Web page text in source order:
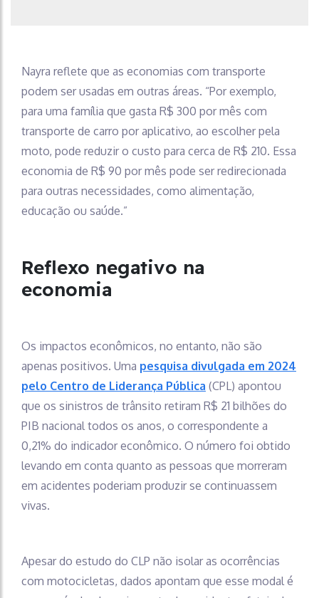
Nayra reflete que as economias com transporte
podem ser usadas em outras áreas. “Por exemplo,
para uma família que gasta R$ 300 por mês com
transporte de carro por aplicativo, ao escolher pela
moto, pode reduzir o custo para cerca de R$ 210. Essa
economia de R$ 90 por mês pode ser redirecionada
para outras necessidades, como alimentação,
educação ou saúde.”
Reflexo negativo na
economia
Os impactos econômicos, no entanto, não são
apenas positivos. Uma pesquisa divulgada em 2024
pelo Centro de Liderança Pública (CPL) apontou
que os sinistros de trânsito retiram R$ 21 bilhões do
PIB nacional todos os anos, o correspondente a
0,21% do indicador econômico. O número foi obtido
levando em conta quanto as pessoas que morreram
em acidentes poderiam produzir se continuassem
vivas.
Apesar do estudo do CLP não isolar as ocorrências
com motocicletas, dados apontam que esse modal é